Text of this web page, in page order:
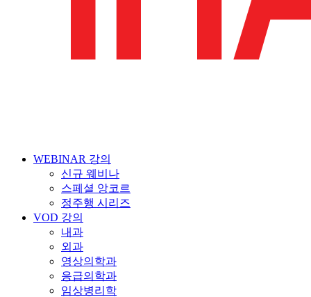
WEBINAR 강의
신규 웨비나
스페셜 앙코르
정주행 시리즈
VOD 강의
내과
외과
영상의학과
응급의학과
임상병리학